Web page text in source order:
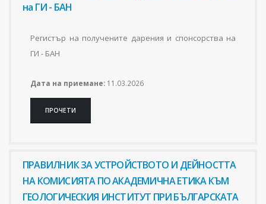
на ГИ - БАН
Регистър на получените дарения и спонсорства на
ГИ - БАН
Дата на приемане: 11.03.2026
ПРОЧЕТИ
ПРАВИЛНИК ЗА УСТРОЙСТВОТО И ДЕЙНОСТТА
НА КОМИСИЯТА ПО АКАДЕМИЧНА ЕТИКА КЪМ
ГЕОЛОГИЧЕСКИЯ ИНСТИТУТ ПРИ БЪЛГАРСКАТА